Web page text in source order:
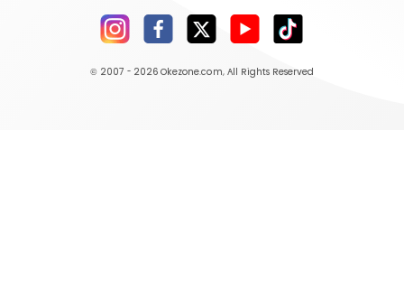
© 2007 - 2026 Okezone.com, All Rights Reserved